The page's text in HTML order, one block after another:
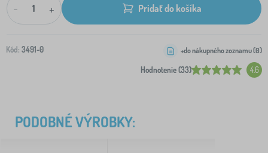
- + Pridať do košíka
Kód: 3491-0
Hodnotenie (33) 4.6
+do nákupného zoznamu (0)
PODOBNÉ VÝROBKY: